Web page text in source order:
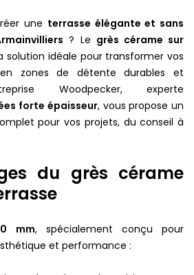
une terrasse élégante et sans
? Le grès cérame sur
solution idéale pour transformer vos
zones de détente durables et
Woodpecker, experte
forte épaisseur, vous propose un
pour vos projets, du conseil à
du grès cérame
mm, spécialement conçu pour
et performance :